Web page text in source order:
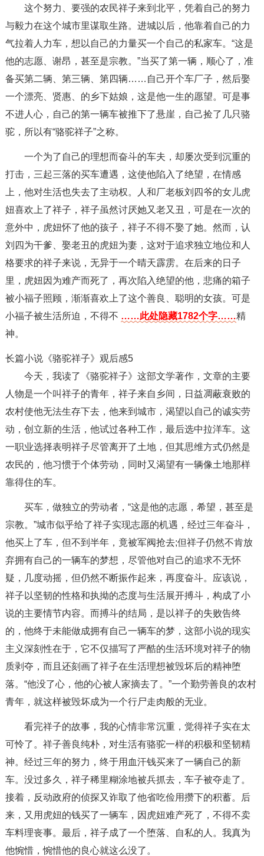
这个努力、要强的农民祥子来到北平，凭着自己的努力
与毅力在这个城市里谋取生路。进城以后，他靠着自己的力
气拉着人力车，想以自己的力量买一个自己的私家车。“这是
他的志愿、谢昂，甚至是宗教。”当买了第一辆，顺心了，准
备买第二辆、第三辆、第四辆……自己开个车厂子，然后娶
一个漂亮、贤惠、的乡下姑娘，这是他一生的愿望。可是事
不进人心，自己的第一辆车被推下了悬崖，自己捡了几只骆
驼，所以有“骆驼祥子”之称。
一个为了自己的理想而奋斗的车夫，却屡次受到沉重的
打击，三起三落的买车遭遇，这使他陷入了绝望，在情感
上，他对生活也失去了主动权。人和厂老板刘四爷的女儿虎
妞喜欢上了祥子，祥子虽然讨厌她又老又丑，可是在一次的
意外中，虎妞怀了他的孩子，祥子不得不娶了她。然而，认
刘四为干爹、娶老丑的虎妞为妻，这对于追求独立地位和人
格要求的祥子来说，无异于一个晴天霹雳。在后来的日子
里，虎妞因为难产而死了，再次陷入绝望的他，悲痛的箱子
被小福子照顾，渐渐喜欢上了这个善良、聪明的女孩。可是
小福子被生活所迫，不得不 ……此处隐藏1782个字……精
神。
长篇小说《骆驼祥子》观后感5
今天，我读了《骆驼祥子》这部文学著作，文章的主要
人物是一个叫祥子的青年，祥子来自乡间，日益凋蔽衰败的
农村使他无法生存下去，他来到城市，渴望以自己的诚实劳
动，创立新的生活，他试过各种工作，最后选中拉洋车。这
一职业选择表明祥子尽管离开了土地，但其思维方式仍然是
农民的，他习惯于个体劳动，同时又渴望有一辆像土地那样
靠得住的车。
买车，做独立的劳动者，“这是他的志愿，希望，甚至是
宗教。”城市似乎给了祥子实现志愿的机遇，经过三年奋斗，
他买上了车，但不到半年，竟被军阀抢去;但祥子仍然不肯放
弃拥有自己的一辆车的梦想，尽管他对自己的追求不无怀
疑，几度动摇，但仍然不断振作起来，再度奋斗。应该说，
祥子以坚韧的性格和执拗的态度与生活展开搏斗，构成了小
说的主要情节内容。而搏斗的结局，是以祥子的失败告终
的，他终于未能做成拥有自己一辆车的梦，这部小说的现实
主义深刻性在于，它不仅描写了严酷的生活环境对祥子的物
质剥夺，而且还刻画了祥子在生活理想被毁坏后的精神堕
落。“他没了心，他的心被人家摘去了。”一个勤劳善良的农村
青年，就这样被毁坏成为一个行尸走肉般的无业。
看完祥子的故事，我的心情非常沉重，觉得祥子实在太
可怜了。祥子善良纯朴，对生活有骆驼一样的积极和坚韧精
神。经过三年的努力，终于用血汗钱买来了一辆自己的新
车。没过多久，祥子稀里糊涂地被兵抓去，车子被夺走了。
接着，反动政府的侦探又诈取了他省吃俭用攒下的积蓄。后
来，又用虎妞的钱买了一辆车，因虎妞难产死了，不得不卖
车料理丧事。最后，祥子成了一个堕落、自私的人。我真为
他惋惜，惋惜他的良心就这么没了。